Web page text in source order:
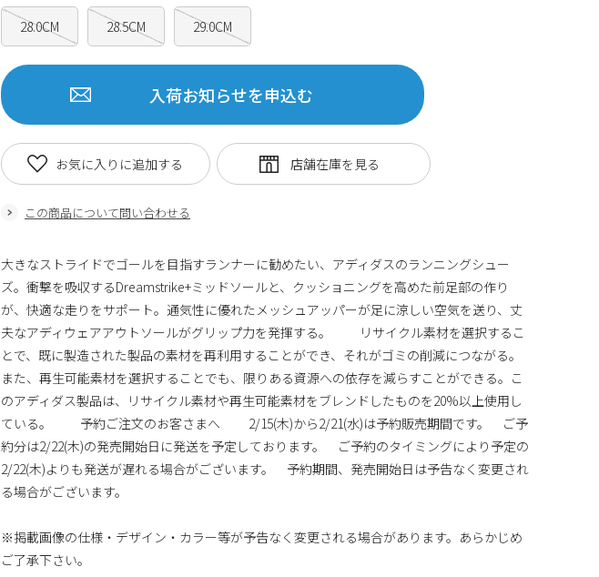
28.0CM 28.5CM 29.0CM
入荷お知らせを申込む
この商品について問い合わせる
お気に入りに追加する
大きなストライドでゴールを目指すランナーに勧めたい、アディダスのランニングシュー
ズ。衝撃を吸収するDreamstrike+ミッドソールと、クッショニングを高めた前足部の作り
が、快適な走りをサポート。通気性に優れたメッシュアッパーが足に涼しい空気を送り、丈
夫なアディウェアアウトソールがグリップ力を発揮する。 リサイクル素材を選択するこ
とで、既に製造された製品の素材を再利用することができ、それがゴミの削減につながる。
また、再生可能素材を選択することでも、限りある資源への依存を減らすことができる。こ
のアディダス製品は、リサイクル素材や再生可能素材をブレンドしたものを20%以上使用し
ている。 予約ご注文のお客さまへ 2/15(木)から2/21(水)は予約販売期間です。 ご予
約分は2/22(木)の発売開始日に発送を予定しております。 ご予約のタイミングにより予定の
2/22(木)よりも発送が遅れる場合がございます。 予約期間、発売開始日は予告なく変更され
る場合がございます。
※掲載画像の仕様・デザイン・カラー等が予告なく変更される場合があります。あらかじめ
ご了承下さい。